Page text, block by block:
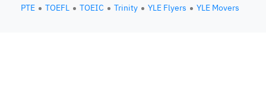
PTE
TOEFL TOEIC Trinity YLE Flyers YLE Movers